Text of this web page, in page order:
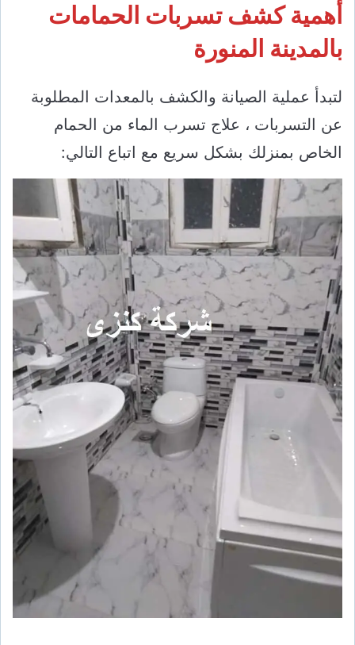
أهمية كشف تسربات الحمامات
بالمدينة المنورة
لتبدأ عملية الصيانة والكشف بالمعدات المطلوبة
عن التسربات ، علاج تسرب الماء من الحمام
الخاص بمنزلك بشكل سريع مع اتباع التالي: